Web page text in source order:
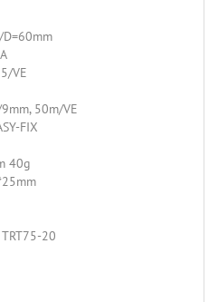
VE
50m/VE
FIX
40g
20